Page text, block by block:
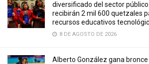
diversificado del sector público
recibirán 2 mil 600 quetzales
recursos educativos
8 DE AGOSTO DE 2026
Alberto González gana bronce